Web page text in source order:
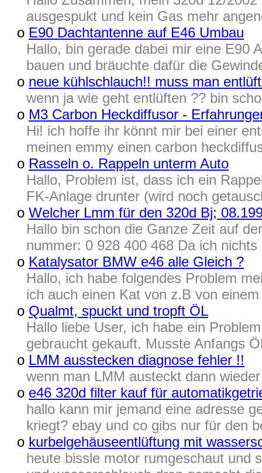
ausgespukt und kein Gas mehr
o E90 Dachtantenne auf E46 Umbau
Hallo, bin gerade dabei mir eine E90
bauen und bräuchte dafür die
o neue kühlschlauch!! muss man
wenn ja wie geht entlüften ?? bin
o M3 Carbon Heckdiffusor -
Hi! ich hoffe ihr könnt mir bei einer
meinen emmy einen carbon
o Rasseln o. Rappeln unterm Auto
Hallo, Problem ist, dass ich ein
FK-Anlage drunter (wird noch
o Welcher Lmm für den 320d Bj;
Hallo bin schon die Ganze Zeit auf
nummer: 0 928 400 468 Da ich
o Katalysator BMW e46 alle Gleich ?
Hallo, ich habe folgendes Problem
ich auch einen Kat von z.B von
o Qualmt, spuckt und tropft ÖL
Hallo liebe User, ich habe ein
gebraucht gekauft. Musste Anfangs
o LMM ausstecken diagnose fehler !!
wenn man LMM austeckt dann
o e46 320d filter kauf für
hallo kann mir jemand eine adresse
kriegt? ebay und co gibs nur für den
o kurbelgehäuseentlüftung mit
heute bissle motor rumgeschaut und